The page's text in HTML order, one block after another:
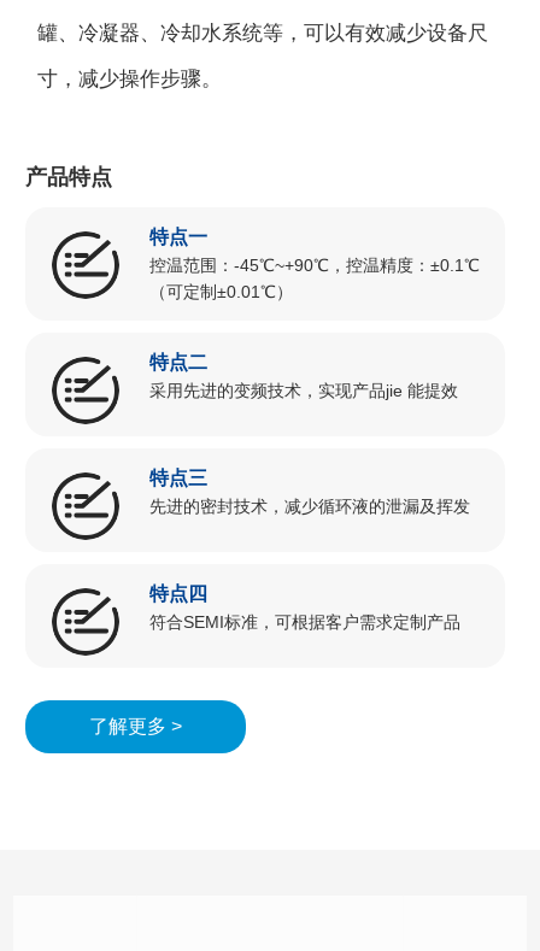
罐、冷凝器、冷却水系统等，可以有效减少设备尺
寸，减少操作步骤。
产品特点
特点一
控温范围：-45℃~+90℃，控温精度：±0.1℃
（可定制±0.01℃）
特点二
采用先进的变频技术，实现产品jie 能提效
特点三
先进的密封技术，减少循环液的泄漏及挥发
特点四
符合SEMI标准，可根据客户需求定制产品
了解更多 >